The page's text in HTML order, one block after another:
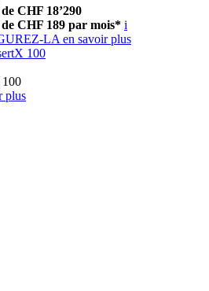
CHF 18’290
CHF 189 par mois* i
LA en savoir plus
100
plus